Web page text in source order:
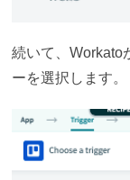
続いて、Workato
ーを選択します。